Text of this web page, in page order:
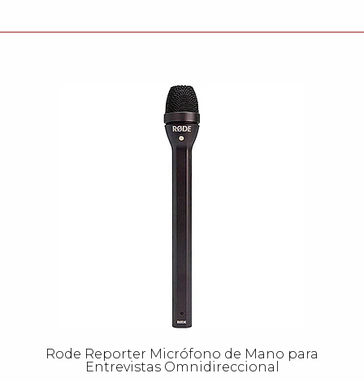
Rode Reporter Micrófono de Mano para
Entrevistas Omnidireccional